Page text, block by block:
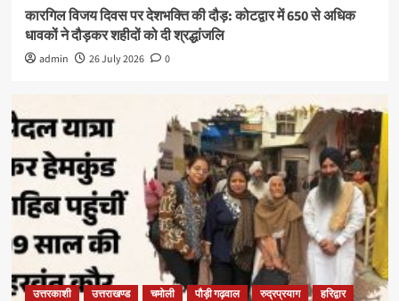
कारगिल विजय दिवस पर देशभक्ति की दौड़: कोटद्वार में 650 से अधिक
धावकों ने दौड़कर शहीदों को दी श्रद्धांजलि
admin 26 July 2026 0
उत्तरकाशी उत्तराखण्ड चमोली पौड़ी गढ़वाल रुद्रप्रयाग हरिद्वार